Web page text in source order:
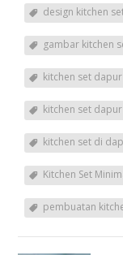
design kitchen
gambar kitchen
kitchen set
kitchen set
kitchen set di
Kitchen Set
pembuatan